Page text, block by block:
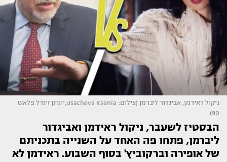
ניקול ראידמן, אביגדור ליברמן (צילום: Usacheva Ksenia,יונתן זינדל פלאש
90)
הבסטיז לשעבר, ניקול ראידמן ואביגדור
ליברמן, פתחו פה האחד על השנייה בתכניתם
של אופירה וברקוביץ' בסוף השבוע. ראידמן לא